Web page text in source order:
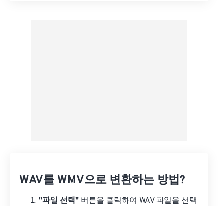
WAV를 WMV으로 변환하는 방법?
"파일 선택" 버튼을 클릭하여 WAV 파일을 선택